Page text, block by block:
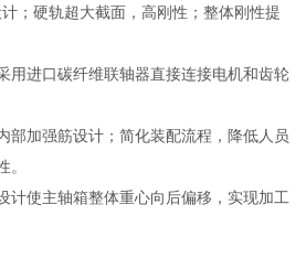
；硬轨超大截面，高刚性；整体刚性提
用进口碳纤维联轴器直接连接电机和齿轮
部加强筋设计；简化装配流程，降低人员
。
计使主轴箱整体重心向后偏移，实现加工